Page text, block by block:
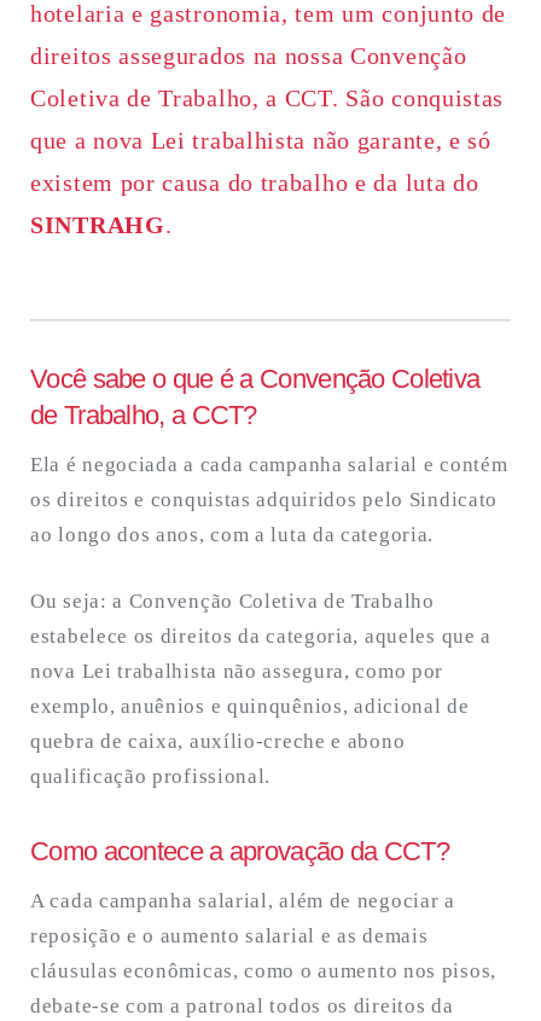
hotelaria e gastronomia, tem um conjunto de
direitos assegurados na nossa Convenção
Coletiva de Trabalho, a CCT. São conquistas
que a nova Lei trabalhista não garante, e só
existem por causa do trabalho e da luta do
SINTRAHG.
Você sabe o que é a Convenção Coletiva
de Trabalho, a CCT?
Ela é negociada a cada campanha salarial e contém
os direitos e conquistas adquiridos pelo Sindicato
ao longo dos anos, com a luta da categoria.
Ou seja: a Convenção Coletiva de Trabalho
estabelece os direitos da categoria, aqueles que a
nova Lei trabalhista não assegura, como por
exemplo, anuênios e quinquênios, adicional de
quebra de caixa, auxílio-creche e abono
qualificação profissional.
Como acontece a aprovação da CCT?
A cada campanha salarial, além de negociar a
reposição e o aumento salarial e as demais
cláusulas econômicas, como o aumento nos pisos,
debate-se com a patronal todos os direitos da